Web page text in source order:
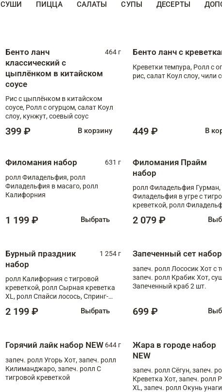
СУШИ ПИЦЦА САЛАТЫ СУПЫ ДЕСЕРТЫ
Бенто ланч
классический с
цыплёнком в китайском
соусе
464 г
Рис с цыплёнком в китайском
соусе, Ролл с огурцом, салат Коул
слоу, кунжут, соевый соус
399 ₽ В корзину
Бенто ланч с
Креветки темпура, Ролл с
рис, салат Коул слоу, чили
449 ₽ В
Филомания набор
631 г
ролл Филадельфия, ролл
Филадельфия в масаго, ролл
Калифорния
1 199 ₽ Выбрать
Филомания Прайм
набор
ролл Филадельфия Гурман,
Филадельфия в угре с
креветкой, ролл
2 079 ₽
Бурный праздник
набор
1 254 г
ролл Калифорния с тигровой
креветкой, ролл Сырная креветка
XL, ролл Спайси лосось, Спринг-
Медовая креветка
2 199 ₽ Выбрать
Запеченный сет набор
запеч. ролл Лососик Хот с
запеч. ролл Крабик Хот,
Запеченный краб 2 шт.
699 ₽
Горячий лайк набор NEW 644 г
запеч. ролл Угорь Хот, запеч. ролл
Килиманджаро, запеч. ролл С
тигровой креветкой
Жара в городе набор
NEW
запеч. ролл Сёгун, запеч.
Креветка Хот, запеч. ролл
XL, запеч. ролл Окунь унаги